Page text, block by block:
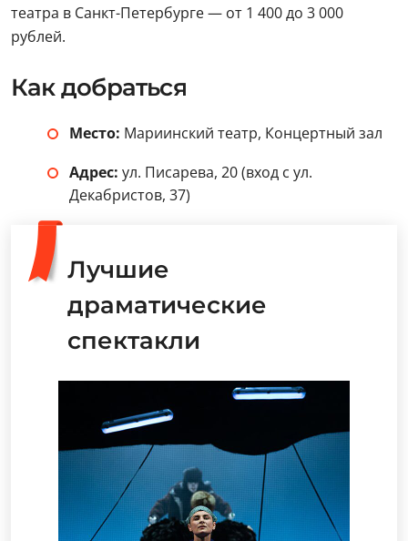
театра в Санкт-Петербурге — от 1 400 до 3 000
рублей.
Как добраться
Место: Мариинский театр, Концертный зал
Адрес: ул. Писарева, 20 (вход с ул.
Декабристов, 37)
Лучшие
драматические
спектакли